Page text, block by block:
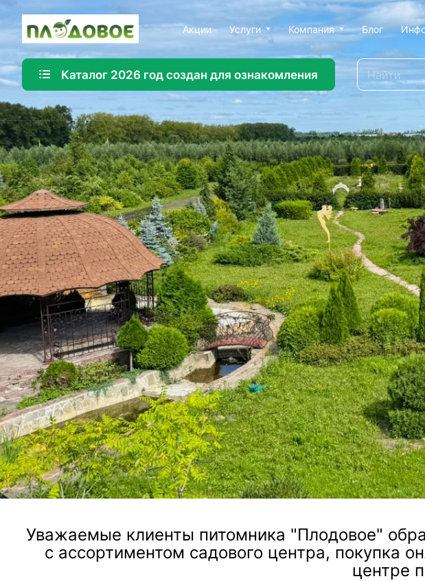
Акции Услуги Компания Блог
Каталог 2026 год создан для ознакомления
Озеленение
Создайте красивую и экологичную среду с помощью
ландшафтного дизайна, посадки и ухода за растениями.
Посмотреть услугу
Уважаемые клиенты питомника "Плодовое"
с ассортиментом садового центра, покупка
центре